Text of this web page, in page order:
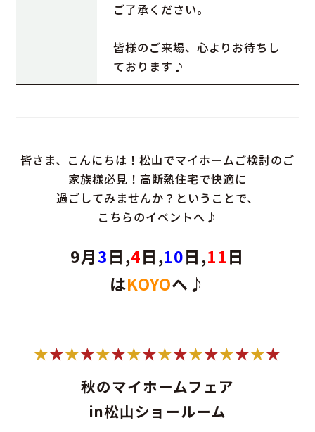
ご了承ください。
皆様のご来場、心よりお待ちし
ております♪
皆さま、こんにちは！松山でマイホームご検討のご
家族様必見！高断熱住宅で快適に
過ごしてみませんか？ということで、
こちらのイベントへ♪
9月3日,4日,10日,11日
はKOYOへ♪
★★★★★★★★★★★★★★★★
秋のマイホームフェア
in松山ショールーム